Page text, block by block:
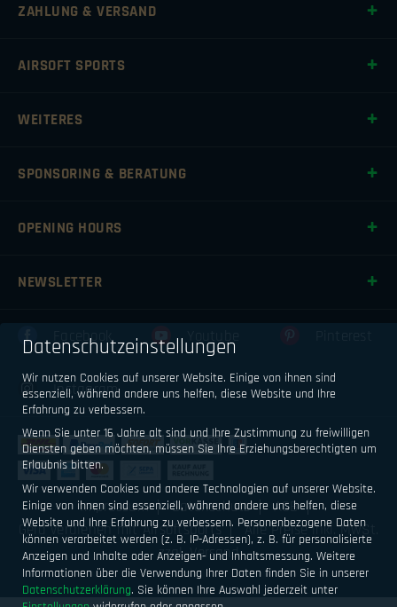
ZAHLUNG & VERSAND
AIRSOFT SPORTS
WEITERES
SPONSORING & BERATUNG
OPENING HOURS
NEWSLETTER
Facebook
Instagram
Impressum Datenschutz
AGB
Geld verdienen mit Airsoftsports
Alle Preise inkl. MwSt.
zzgl. Versand
Datenschutzeinstellungen
Wir nutzen Cookies auf unserer Website. Einige von ihnen sind
essenziell, während andere uns helfen, diese Website und Ihre
Erfahrung zu verbessern.
Wenn Sie unter 16 Jahre alt sind und Ihre Zustimmung zu freiwilligen
Diensten geben möchten, müssen Sie Ihre Erziehungsberechtigten um
Erlaubnis bitten.
Wir verwenden Cookies und andere Technologien auf unserer Website.
Einige von ihnen sind essenziell, während andere uns helfen, diese
Website und Ihre Erfahrung zu verbessern. Personenbezogene Daten
können verarbeitet werden (z. B. IP-Adressen), z. B. für personalisierte
Anzeigen und Inhalte oder Anzeigen- und Inhaltsmessung. Weitere
Informationen über die Verwendung Ihrer Daten finden Sie in unserer
Datenschutzerklärung. Sie können Ihre Auswahl jederzeit unter